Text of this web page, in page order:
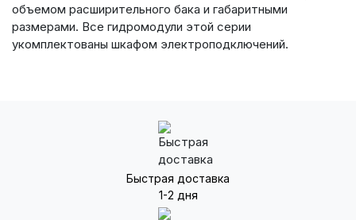
объемом расширительного бака и габаритными
размерами. Все гидромодули этой серии
укомплектованы шкафом электроподключений.
Быстрая доставка
1-2 дня